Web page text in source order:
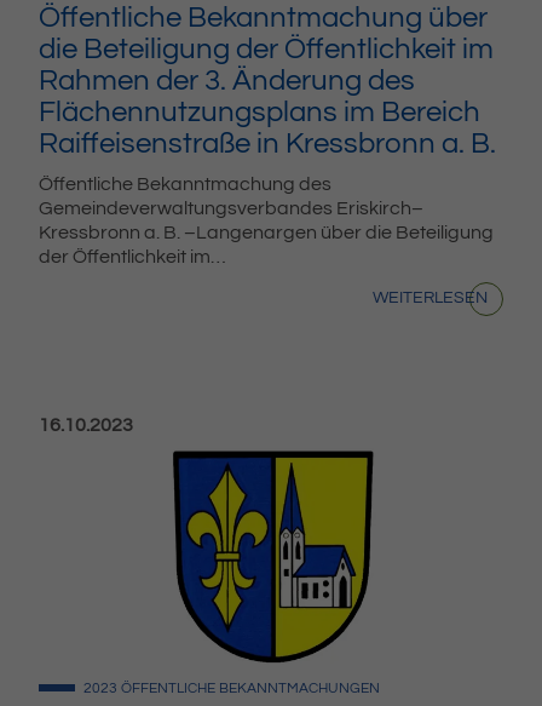
Öffentliche Bekanntmachung über
die Beteiligung der Öffentlichkeit im
Rahmen der 3. Änderung des
Flächennutzungsplans im Bereich
Raiffeisenstraße in Kressbronn a. B.
Öffentliche Bekanntmachung des
Gemeindeverwaltungsverbandes Eriskirch–
Kressbronn a. B. –Langenargen über die Beteiligung
der Öffentlichkeit im…
WEITERLESEN
Veröffentlicht am:
16.10.2023
2023 ÖFFENTLICHE BEKANNTMACHUNGEN